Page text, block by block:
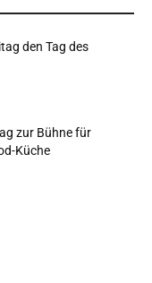
den Tag des
zur Bühne für
Küche